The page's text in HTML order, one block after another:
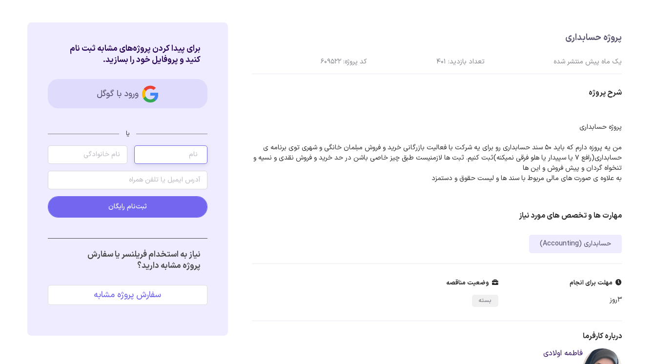
پروژه حسابداری
یک ماه پیش منتشر شده تعداد بازدید: 401 کد پروژه: 609522
شرح پروژه
پروژه حسابداری
من یه پروزه دارم که باید 50 سند حسابداری رو برای یه شرکت با فعالیت بازرگانی خرید و فروش مبلمان خانگی و شهری توی برنامه ی
حسابداری(رافع 7 یا سپیدار یا هلو فرقی نمیکنه)ثبت کنیم. ثبت ها لازمنیست طبق چیز خاصی باشن در حد خرید و فروش نقدی و نسیه و
تنخواه گردان و پیش فروش و این ها
به علاوه ی صورت های مالی مربوط با سند ها و لیست حقوق و دستمزد
مهارت ها و تخصص های مورد نیاز
حسابداری (Accounting)
مهلت برای انجام
3روز
وضعیت مناقصه
بسته
درباره کارفرما
فاطمه اولادی
برای پیدا کردن پروژه‌های مشابه ثبت نام
کنید و پروفایل خود را بسازید.
ورود با گوگل
یا
ثبت‌نام رایگان
نیاز به استخدام فریلنسر یا سفارش
پروژه مشابه دارید؟
سفارش پروژه مشابه